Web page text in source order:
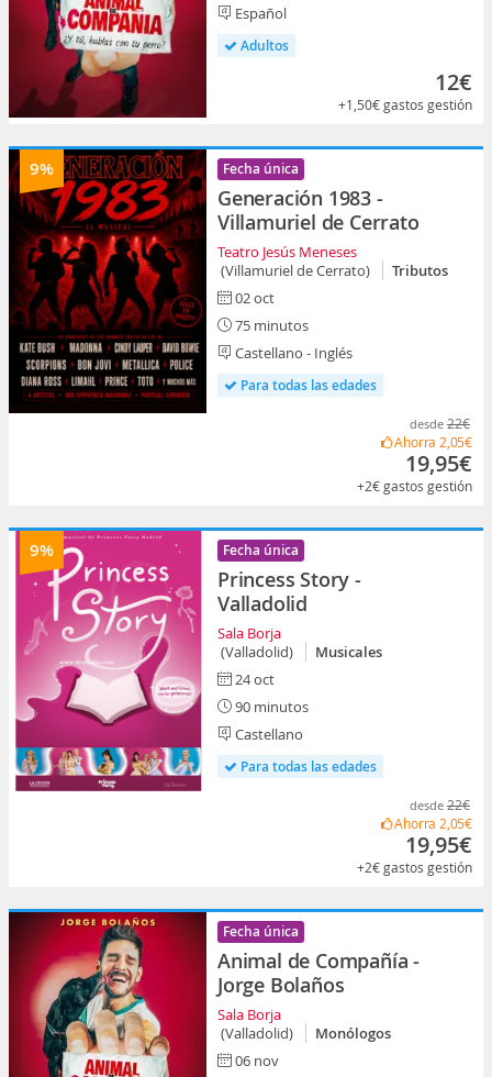
Español
Adultos
12€
+1,50€gastos gestión
9% Fecha única
Generación 1983 -
Villamuriel de Cerrato
Teatro Jesús Meneses
(Villamuriel de Cerrato)
Tributos
02 oct
75 minutos
Castellano - Inglés
Para todas las edades
desde 22€
Ahorra 2,05€
19,95€
+2€gastos gestión
9% Fecha única
Princess Story -
Valladolid
Sala Borja
(Valladolid)
Musicales
24 oct
90 minutos
Castellano
Para todas las edades
desde 22€
Ahorra 2,05€
19,95€
+2€gastos gestión
Fecha única
Animal de Compañía -
Jorge Bolaños
Sala Borja
(Valladolid)
Monólogos
06 nov